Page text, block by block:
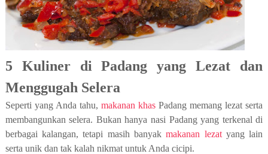
5 Kuliner di Padang yang Lezat dan
Menggugah Selera
Seperti yang Anda tahu, makanan khas Padang memang lezat serta
membangunkan selera. Bukan hanya nasi Padang yang terkenal di
berbagai kalangan, tetapi masih banyakmakanan lezatyang lain
serta unik dan tak kalah nikmat untuk Anda cicipi.